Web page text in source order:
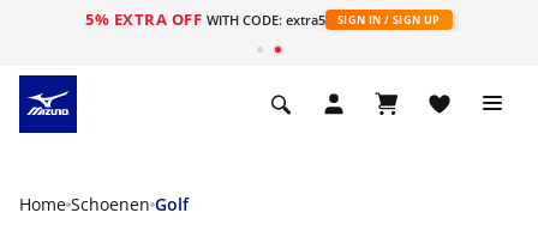
5% EXTRA OFF WITH CODE: extra5 SIGN IN / SIGN UP
Home Schoenen Golf